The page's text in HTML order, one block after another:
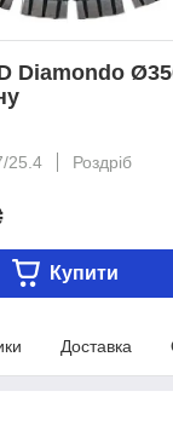
Diamondo
25.4
Роздріб
Купити
Доставка